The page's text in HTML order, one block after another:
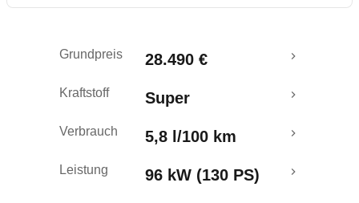
Crashtest
Grundpreis 28.490 €
Kraftstoff Super
Verbrauch 5,8 l/100 km
Leistung 96 kW (130 PS)